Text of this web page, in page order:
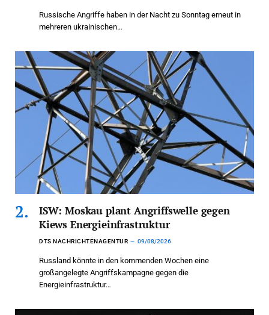
Russische Angriffe haben in der Nacht zu Sonntag erneut in
mehreren ukrainischen…
ISW: Moskau plant Angriffswelle gegen
Kiews Energieinfrastruktur
DTS NACHRICHTENAGENTUR 09/08/2026
Russland könnte in den kommenden Wochen eine
großangelegte Angriffskampagne gegen die
Energieinfrastruktur…